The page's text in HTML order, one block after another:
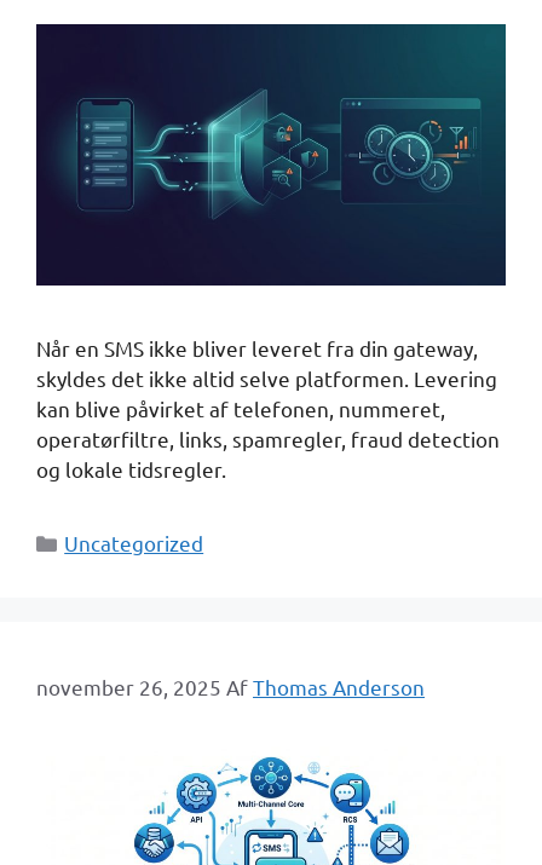
Når en SMS ikke bliver leveret fra din gateway,
skyldes det ikke altid selve platformen. Levering
kan blive påvirket af telefonen, nummeret,
operatørfiltre, links, spamregler, fraud detection
og lokale tidsregler.
Kategorier
Uncategorized
november 26, 2025 AfThomas Anderson